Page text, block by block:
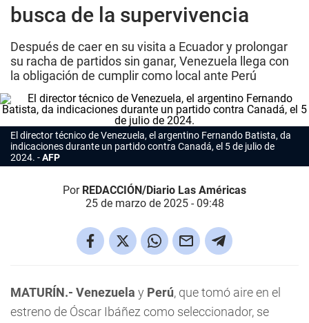
busca de la supervivencia
Después de caer en su visita a Ecuador y prolongar
su racha de partidos sin ganar, Venezuela llega con
la obligación de cumplir como local ante Perú
El director técnico de Venezuela, el argentino Fernando Batista, da
indicaciones durante un partido contra Canadá, el 5 de julio de
2024.
AFP
Por REDACCIÓN/Diario Las Américas
25 de marzo de 2025 - 09:48
MATURÍN.- Venezuela y Perú, que tomó aire en el
estreno de Óscar Ibáñez como seleccionador, se